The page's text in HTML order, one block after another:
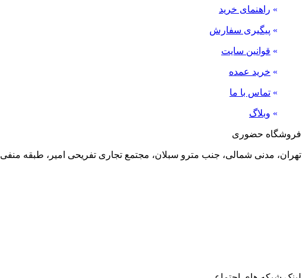
» راهنمای خرید
» پیگیری سفارش
» قوانین سایت
» خرید عمده
» تماس با ما
» وبلاگ
فروشگاه حضوری
تهران، مدنی شمالی، جنب مترو سبلان، مجتمع تجاری تفریحی امیر، طبقه منفی 2، پلاک 24، احسان مارکت